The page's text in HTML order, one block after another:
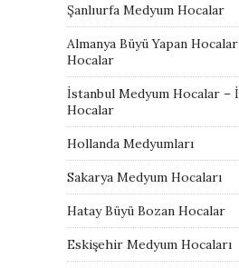
Şanlıurfa Medyum Hocalar
Almanya Büyü Yapan
Hocalar
İstanbul Medyum Hocalar –
Hocalar
Hollanda Medyumları
Sakarya Medyum Hocaları
Hatay Büyü Bozan Hocalar
Eskişehir Medyum Hocaları